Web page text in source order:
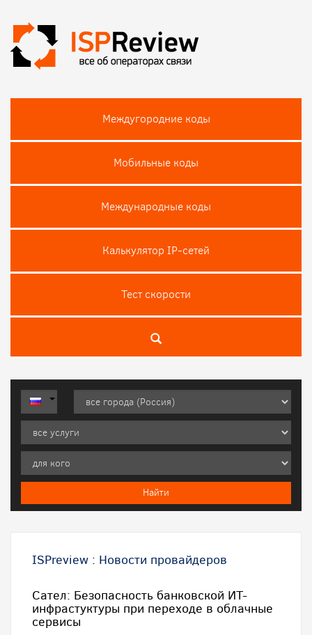
Междугородние коды
Мобильные коды
Международные коды
Калькулятор IP-сетей
Тест скороcти
ISPreview : Новости провайдеров
Сател: Безопасность банковской ИТ-
инфрастуктуры при переходе в облачные
сервисы